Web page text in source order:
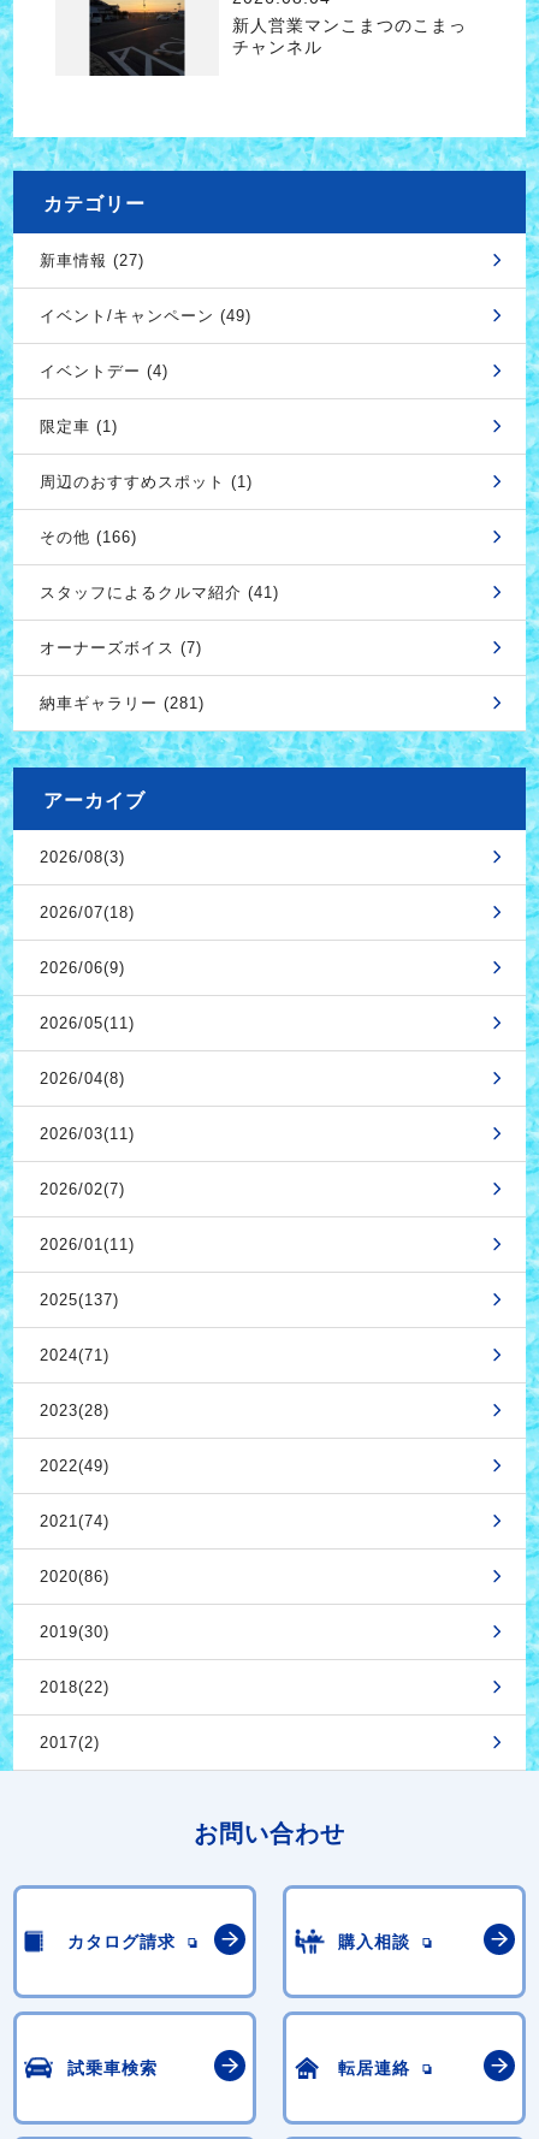
新人営業マンこまつのこまっ
チャンネル
カテゴリー
新車情報 (27)
イベント/キャンペーン (49)
イベントデー (4)
限定車 (1)
周辺のおすすめスポット (1)
その他 (166)
スタッフによるクルマ紹介 (41)
オーナーズボイス (7)
納車ギャラリー (281)
アーカイブ
2026/08(3)
2026/07(18)
2026/06(9)
2026/05(11)
2026/04(8)
2026/03(11)
2026/02(7)
2026/01(11)
2025(137)
2024(71)
2023(28)
2022(49)
2021(74)
2020(86)
2019(30)
2018(22)
2017(2)
お問い合わせ
カタログ請求 購入相談
試乗車検索 転居連絡